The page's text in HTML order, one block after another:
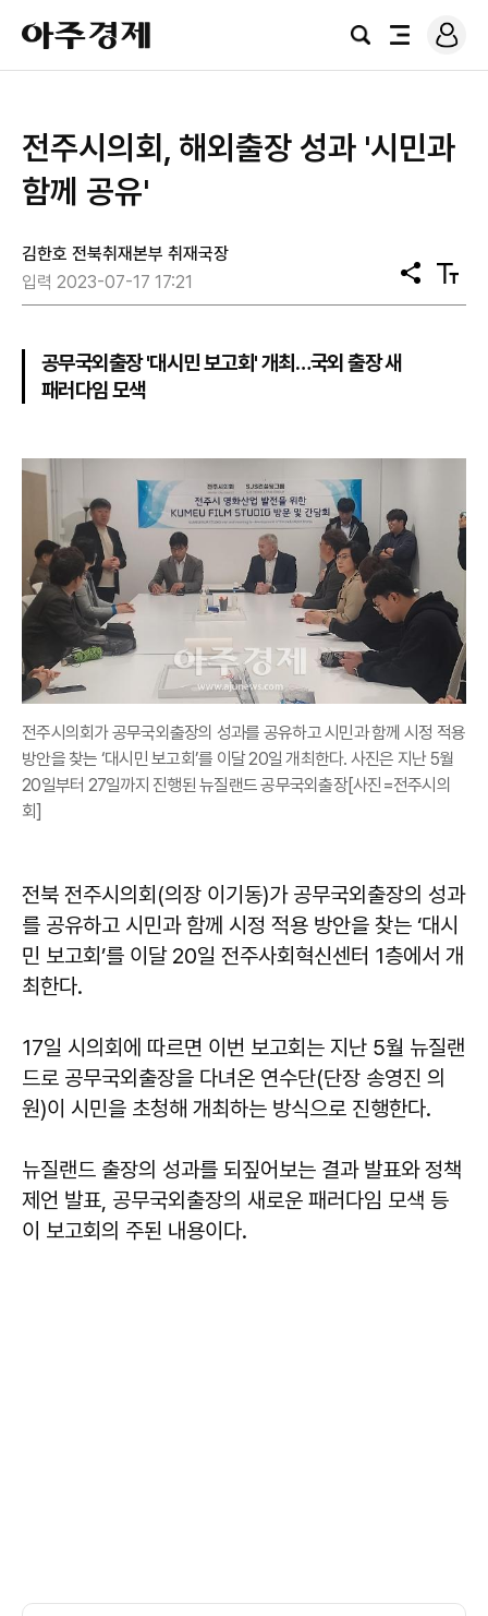
아
주
경
검
전
로
그
전주시의회, 해외출장 성과 '시민과
함께 공유'
김한호 전북취재본부 취재국장
입력 2023-07-17 17:21
공
유
텍
스
공무국외출장 '대시민 보고회' 개최…국외 출장 새
패러다임 모색
전주시의회가 공무국외출장의 성과를 공유하고 시민과 함께 시정 적용
방안을 찾는 ‘대시민 보고회’를 이달 20일 개최한다. 사진은 지난 5월
20일부터 27일까지 진행된 뉴질랜드 공무국외출장[사진=전주시의
회]
전북 전주시의회(의장 이기동)가 공무국외출장의 성과
를 공유하고 시민과 함께 시정 적용 방안을 찾는 ‘대시
민 보고회’를 이달 20일 전주사회혁신센터 1층에서 개
최한다.
17일 시의회에 따르면 이번 보고회는 지난 5월 뉴질랜
드로 공무국외출장을 다녀온 연수단(단장 송영진 의
원)이 시민을 초청해 개최하는 방식으로 진행한다.
뉴질랜드 출장의 성과를 되짚어보는 결과 발표와 정책
제언 발표, 공무국외출장의 새로운 패러다임 모색 등
이 보고회의 주된 내용이다.